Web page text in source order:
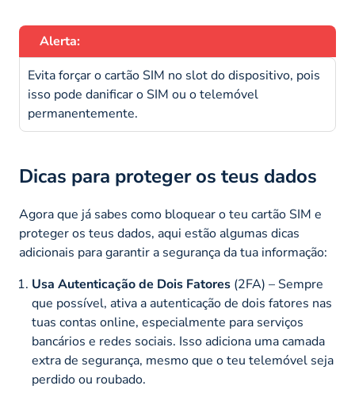
Alerta:
Evita forçar o cartão SIM no slot do dispositivo, pois
isso pode danificar o SIM ou o telemóvel
permanentemente.
Dicas para proteger os teus dados
Agora que já sabes como bloquear o teu cartão SIM e
proteger os teus dados, aqui estão algumas dicas
adicionais para garantir a segurança da tua informação:
Usa Autenticação de Dois Fatores (2FA) – Sempre
que possível, ativa a autenticação de dois fatores nas
tuas contas online, especialmente para serviços
bancários e redes sociais. Isso adiciona uma camada
extra de segurança, mesmo que o teu telemóvel seja
perdido ou roubado.